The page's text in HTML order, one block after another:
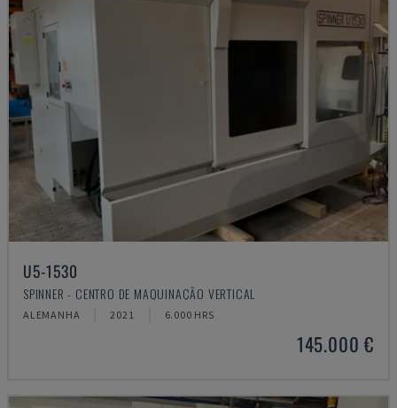
U5-1530
SPINNER - CENTRO DE MAQUINAÇÃO VERTICAL
ALEMANHA 2021 6.000 HRS
145.000 €